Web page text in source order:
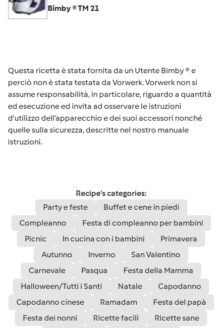
Bimby ® TM 21
Questa ricetta è stata fornita da un Utente Bimby ® e
perciò non è stata testata da Vorwerk. Vorwerk non si
assume responsabilità, in particolare, riguardo a quantità
ed esecuzione ed invita ad osservare le istruzioni
d'utilizzo dell’apparecchio e dei suoi accessori nonché
quelle sulla sicurezza, descritte nel nostro manuale
istruzioni.
Recipe's categories:
Party e feste
Buffet e cene in piedi
Compleanno
Festa di compleanno per bambini
Picnic
In cucina con i bambini
Primavera
Autunno
Inverno
San Valentino
Carnevale
Pasqua
Festa della Mamma
Halloween/Tutti i Santi
Natale
Capodanno
Capodanno cinese
Ramadam
Festa del papà
Festa dei nonni
Ricette facili
Ricette sane